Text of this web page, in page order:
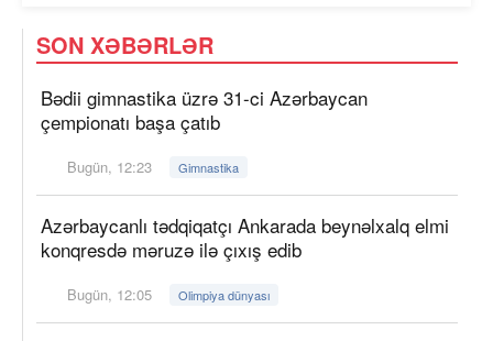
SON XƏBƏRLƏR
Bədii gimnastika üzrə 31-ci Azərbaycan
çempionatı başa çatıb
Bugün, 12:23 Gimnastika
Azərbaycanlı tədqiqatçı Ankarada beynəlxalq elmi
konqresdə məruzə ilə çıxış edib
Bugün, 12:05 Olimpiya dünyası